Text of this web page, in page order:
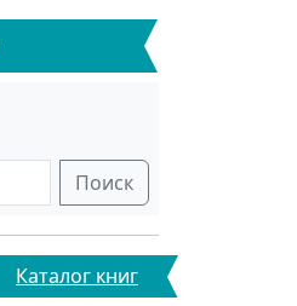
Поиск
Каталог книг